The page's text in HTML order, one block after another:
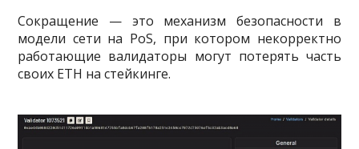
Сокращение — это механизм безопасности в
модели сети на PoS, при котором некорректно
работающие валидаторы могут потерять часть
своих ETH на стейкинге.